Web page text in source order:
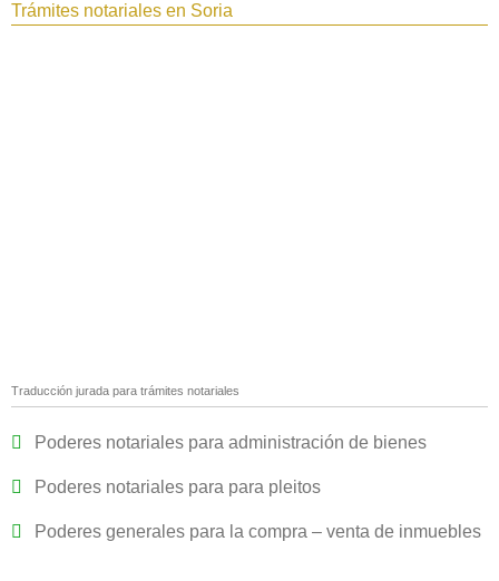
Trámites notariales en Soria‎
Traducción jurada para trámites notariales
Poderes notariales para administración de bienes
Poderes notariales para para pleitos
Poderes generales para la compra – venta de inmuebles